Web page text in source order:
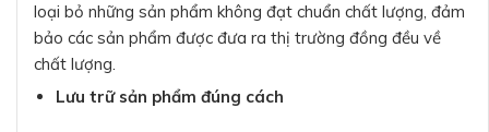
loại bỏ những sản phẩm không đạt chuẩn chất lượng, đảm
bảo các sản phẩm được đưa ra thị trường đồng đều về
chất lượng.
Lưu trữ sản phẩm đúng cách